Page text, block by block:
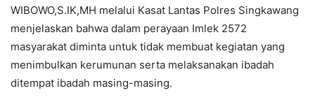
WIBOWO,S.IK,MH melalui Kasat Lantas Polres Singkawang
menjelaskan bahwa dalam perayaan Imlek 2572
masyarakat diminta untuk tidak membuat kegiatan yang
menimbulkan kerumunan serta melaksanakan ibadah
ditempat ibadah masing-masing.